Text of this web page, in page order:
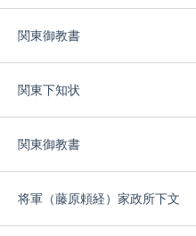
関東御教書
関東下知状
関東御教書
将軍（藤原頼経）家政所下文